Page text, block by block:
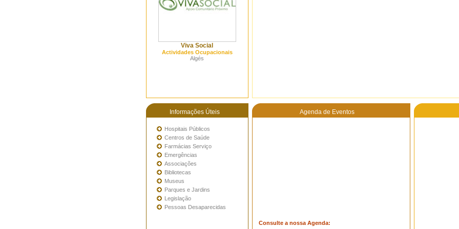
Viva Social
Actividades Ocupacionais
Algés
Informações Úteis Agenda de Eventos
Hospitais Públicos
Centros de Saúde
Farmácias Serviço
Emergências
Associações
Bibliotecas
Museus
Parques e Jardins
Legislação
Pessoas Desaparecidas
Consulte a nossa Agenda: